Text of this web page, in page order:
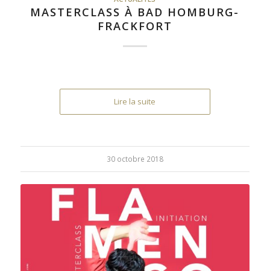
MASTERCLASS À BAD HOMBURG-
FRACKFORT
Lire la suite
30 octobre 2018